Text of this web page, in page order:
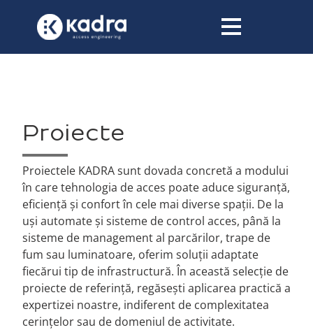
Proiecte
Proiectele KADRA sunt dovada concretă a modului
în care tehnologia de acces poate aduce siguranță,
eficiență și confort în cele mai diverse spații. De la
uși automate și sisteme de control acces, până la
sisteme de management al parcărilor, trape de
fum sau luminatoare, oferim soluții adaptate
fiecărui tip de infrastructură. În această selecție de
proiecte de referință, regăsești aplicarea practică a
expertizei noastre, indiferent de complexitatea
cerințelor sau de domeniul de activitate.